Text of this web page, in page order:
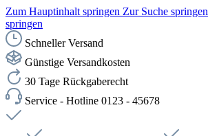
Zum Hauptinhalt springen Zur Suche springen
springen
Schneller Versand
Günstige Versandkosten
30 Tage Rückgaberecht
Service - Hotline 0123 - 45678